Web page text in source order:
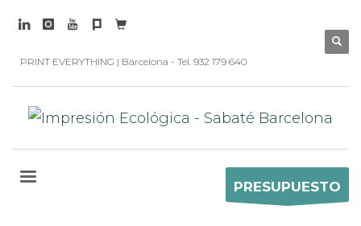
PRINT EVERYTHING | Barcelona - Tel. 932 179 640
PRESUPUESTO